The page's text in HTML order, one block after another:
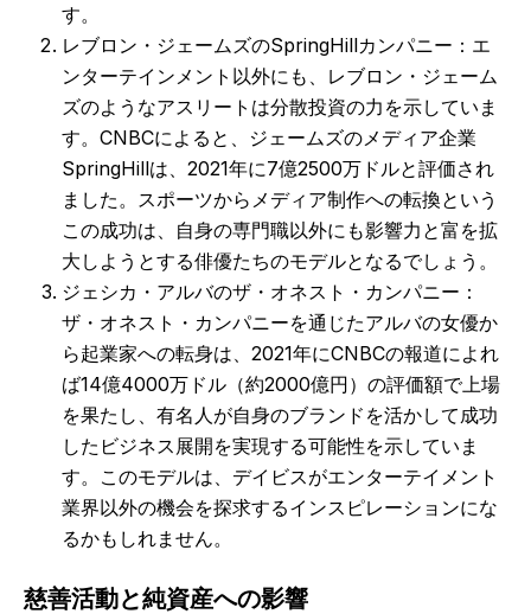
す。
レブロン・ジェームズのSpringHillカンパニー：エ
ンターテインメント以外にも、レブロン・ジェーム
ズのようなアスリートは分散投資の力を示していま
す。CNBCによると、ジェームズのメディア企業
SpringHillは、2021年に7億2500万ドルと評価され
ました。スポーツからメディア制作への転換という
この成功は、自身の専門職以外にも影響力と富を拡
大しようとする俳優たちのモデルとなるでしょう。
ジェシカ・アルバのザ・オネスト・カンパニー：
ザ・オネスト・カンパニーを通じたアルバの女優か
ら起業家への転身は、2021年にCNBCの報道によれ
ば14億4000万ドル（約2000億円）の評価額で上場
を果たし、有名人が自身のブランドを活かして成功
したビジネス展開を実現する可能性を示していま
す。このモデルは、デイビスがエンターテイメント
業界以外の機会を探求するインスピレーションにな
るかもしれません。
慈善活動と純資産への影響